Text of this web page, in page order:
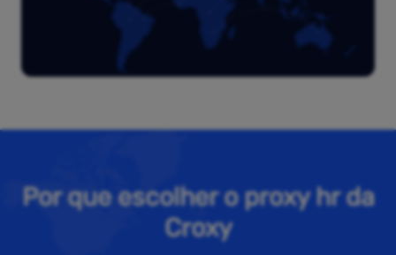
Por que escolher o proxy hr da
Croxy